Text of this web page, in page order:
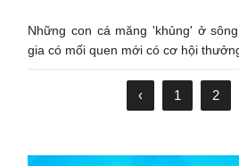
Những con cá măng 'khủng' ở
gia có mối quen mới có cơ hội
‹ 1 2